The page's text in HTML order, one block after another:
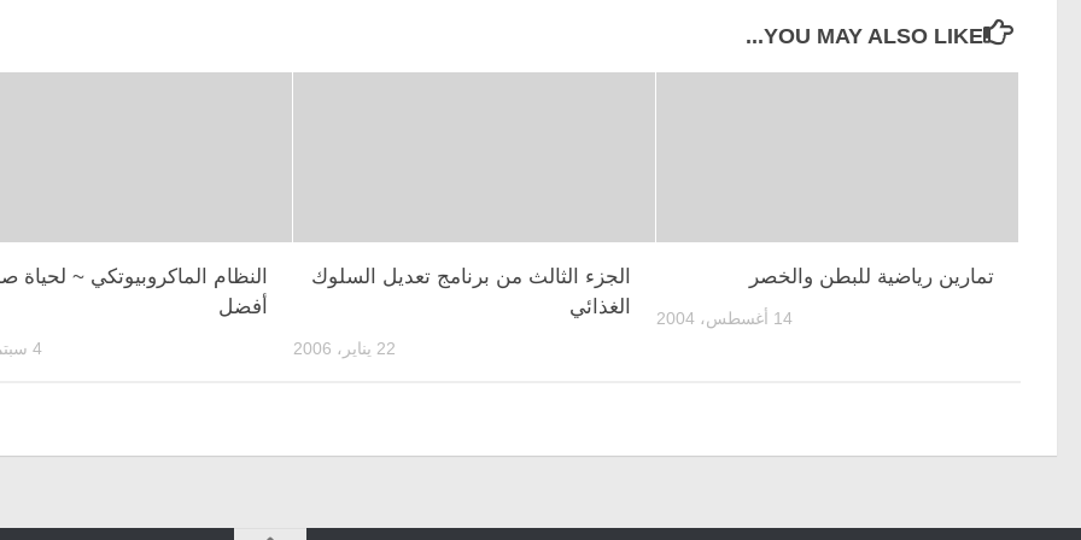
YOU MAY ALSO LIKE...
النظام الماكروبيوتكي ~ لحياة
أفضل
4 سبتمبر، 2011
الجزء الثالث من برنامج تعديل السلوك
الغذائي
22 يناير، 2006
تمارين رياضية للبطن والخصر
14 أغسطس، 2004